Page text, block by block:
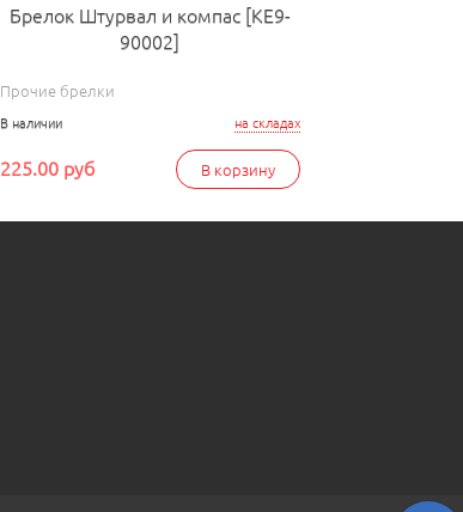
Брелок Штурвал и компас [КЕ9-
90002]
Прочие брелки
на складах
В наличии
В корзину
225.00 руб